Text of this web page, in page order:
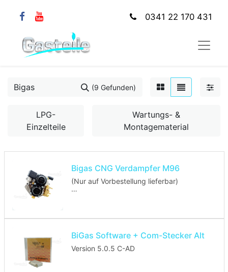
0341 22 170 431
(9 Gefunden)
LPG-
Einzelteile
Wartungs- &
Montagematerial
Bigas CNG Verdampfer M96
(Nur auf Vorbestellung lieferbar)
BiGas Software + Com-Stecker Alt
Version 5.0.5 C-AD